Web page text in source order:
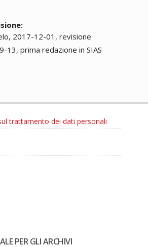
2017-12-01, revisione
13, prima redazione in SIAS
trattamento dei dati personali
PER GLI ARCHIVI